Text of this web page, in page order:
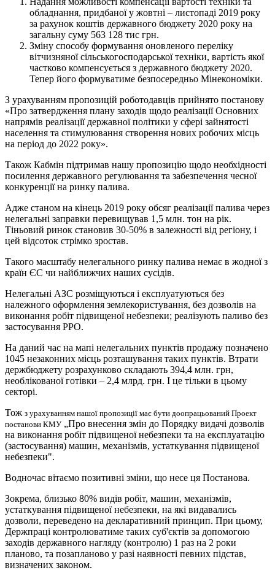
обладнання, придбаної у жовтні – листопаді 2019 року
за рахунок коштів державного бюджету 2020 року на
загальну суму 563 128 тис грн.
Зміну способу формування оновленого переліку
вітчизняної сільськогосподарської техніки, вартість якої
частково компенсується з державного бюджету 2020.
Тепер його формуватиме безпосередньо Мінекономіки.
З урахуванням пропозицій роботодавців прийнято постанову
«Про затвердження плану заходів щодо реалізації Основних
напрямів реалізації державної політики у сфері зайнятості
населення та стимулювання створення нових робочих місць
на період до 2022 року».
Також Кабмін підтримав нашу пропозицію щодо необхідності
посилення державного регулювання та забезпечення чесної
конкуренції на ринку палива.
Адже станом на кінець 2019 року обсяг реалізації палива через
нелегальні заправки перевищував 1,5 млн. тон на рік.
Тіньовий ринок становив 30-50% в залежності від регіону, і
цей відсоток стрімко зростав.
Такого масштабу нелегального ринку палива немає в жодної з
країн ЄС чи найближчих наших сусідів.
Нелегальні АЗС розміщуються і експлуатуються без
належного оформлення землекористування, без дозволів на
виконання робіт підвищеної небезпеки; реалізують паливо без
застосування РРО.
На даний час на мапі нелегальних пунктів продажу позначено
1045 незаконних місць розташування таких пунктів. Втрати
держбюджету розрахунково складають 394,4 млн. грн,
необлікованої готівки – 2,4 млрд. грн. І це тільки в цьому
секторі.
Тож з урахуванням нашої пропозиції має бути доопрацьований Проект
постанови КМУ „Про внесення змін до Порядку видачі дозволів
на виконання робіт підвищеної небезпеки та на експлуатацію
(застосування) машин, механізмів, устаткування підвищеної
небезпеки".
Водночас вітаємо позитивні зміни, що несе ця Постанова.
Зокрема, близько 80% видів робіт, машин, механізмів,
устаткування підвищеної небезпеки, на які видавались
дозволи, переведено на декларативний принцип. При цьому,
Держпраці контролюватиме таких суб'єктів за допомогою
заходів державного нагляду (контролю) 1 раз на 2 роки
планово, та позапланово у разі наявності певних підстав,
визначених законом.